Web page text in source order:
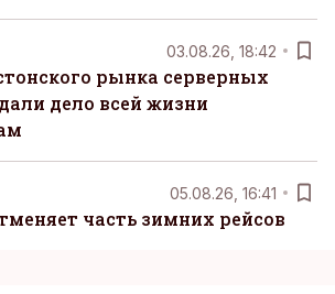
03.08.26, 18:42
рынка серверных
дело всей жизни
05.08.26, 16:41
часть зимних рейсов